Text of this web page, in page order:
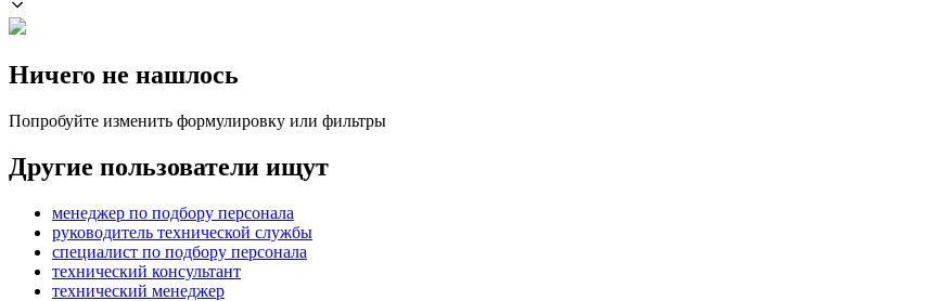
Ничего не нашлось
Попробуйте изменить формулировку или фильтры
Другие пользователи ищут
менеджер по подбору персонала
руководитель технической службы
специалист по подбору персонала
технический консультант
технический менеджер